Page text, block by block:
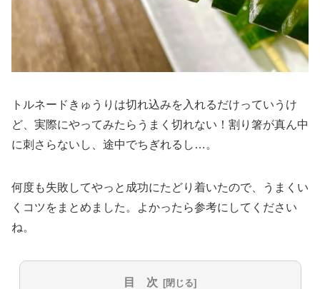
トルネードきゅうりは切れ込みを入れるだけっていうけ
ど、実際にやってみたらうまく切れない！割り箸が真ん中
に刺さらないし、途中でちぎれるし…。
何度も失敗してやっと成功にたどり着いたので、うまくい
くコツをまとめました。よかったら参考にしてください
ね。
目 次